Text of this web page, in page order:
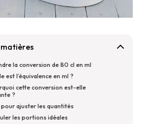
matières
la conversion de 80 cl en ml
est l’équivalence en ml ?
cette conversion est-elle
?
ajuster les quantités
les portions idéales